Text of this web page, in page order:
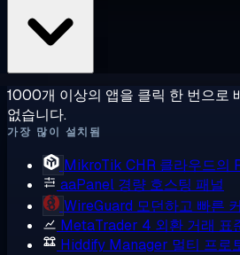
1000개 이상의 앱을 클릭 한 번으로
없습니다.
가장 많이 설치됨
MikroTik CHR 클라우드의
aaPanel 경량 호스팅 패널
WireGuard 모던하고 빠른
MetaTrader 4 외환 거래 표
Hiddify Manager 멀티 프로